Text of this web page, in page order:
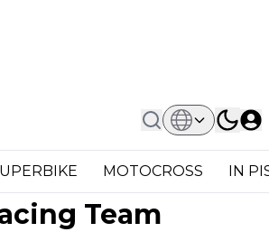
MOTOCROSS IN
CIV Moto3, Vallelunga Amara Per Elia
Vallelunga
Elia Bartolini e
Team